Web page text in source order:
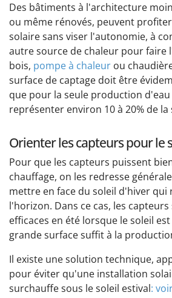
Des bâtiments à l'architecture
ou même rénovés, peuvent
solaire sans viser l'autonomie, à
autre source de chaleur pour faire
bois, pompe à chaleur ou
surface de captage doit être
que pour la seule production
représenter environ 10 à 20% de
Orienter les capteurs pour le
Pour que les capteurs puissent
chauffage, on les redresse
mettre en face du soleil d'hiver qui
l'horizon. Dans ce cas, les
efficaces en été lorsque le soleil
grande surface suffit à la
Il existe une solution technique,
pour éviter qu'une installation
surchauffe sous le soleil estival: